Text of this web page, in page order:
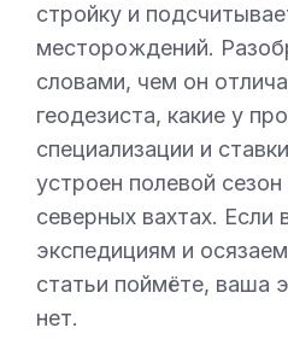
стройку и
месторождений.
словами, чем он
геодезиста, какие у
специализации и
устроен полевой
северных вахтах. Если
экспедициям и
статьи поймёте, ваша
нет.